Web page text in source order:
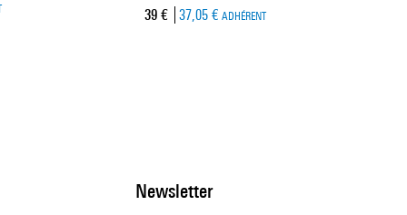
Prix ​​actuel
39 € 37,05 € ADHÉRENT
Newsletter